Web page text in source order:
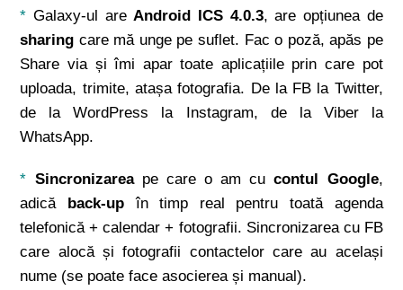
* Galaxy-ul areAndroid ICS 4.0.3, are opțiunea de
sharing care mă unge pe suflet. Fac o poză, apăs pe
Share via și îmi apar toate aplicațiile prin care pot
uploada, trimite, atașa fotografia. De la FB la Twitter,
de la WordPress la Instagram, de la Viber la
WhatsApp.
* Sincronizareape care o am cucontul Google,
adică back-up în timp real pentru toată agenda
telefonică + calendar + fotografii. Sincronizarea cu FB
care alocă și fotografii contactelor care au același
nume (se poate face asocierea și manual).